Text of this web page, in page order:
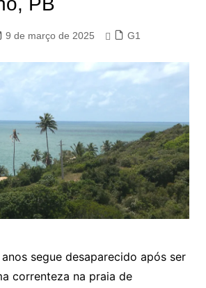
9 de março de 2025 G1
segue desaparecido após ser
correnteza na praia de